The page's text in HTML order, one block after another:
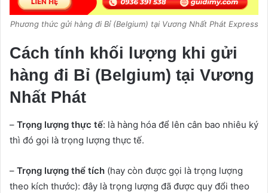
Phương thức gửi hàng đi Bỉ (Belgium) tại Vương Nhất Phát Express
Cách tính khối lượng khi gửi
hàng đi Bỉ (Belgium) tại Vương
Nhất Phát
– Trọng lượng thực tế: là hàng hóa để lên cân bao nhiêu ký
thì đó gọi là trọng lượng thực tế.
– Trọng lượng thể tích (hay còn được gọi là trọng lượng
theo kích thước): đây là trọng lượng đã được quy đổi theo